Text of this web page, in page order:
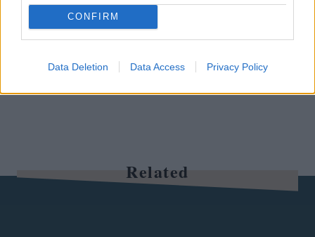
CONFIRM
Data Deletion Data Access Privacy Policy
Related